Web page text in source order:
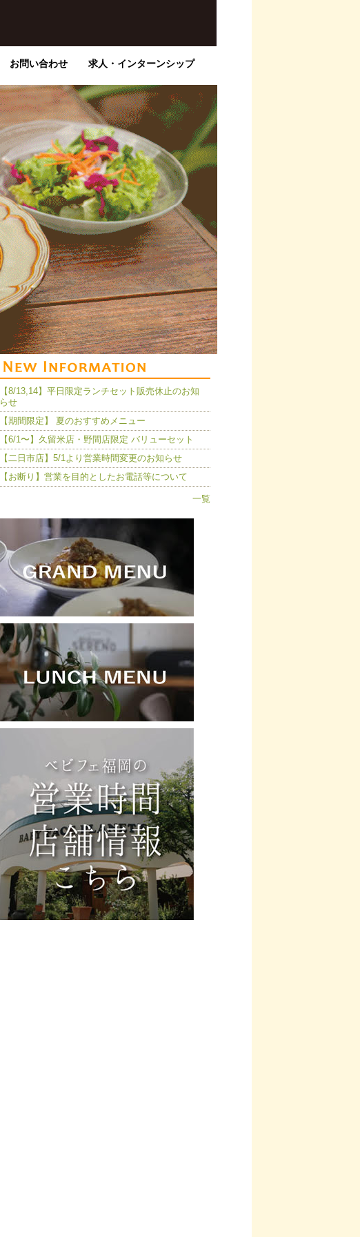
お問い合わせ 求人・インターンシップ
【8/13,14】平日限定ランチセット販売休止のお知
らせ
【期間限定】 夏のおすすめメニュー
【6/1〜】久留米店・野間店限定 バリューセット
【二日市店】5/1より営業時間変更のお知らせ
【お断り】営業を目的としたお電話等について
一覧